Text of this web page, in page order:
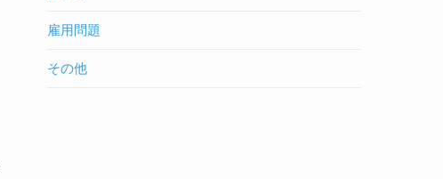
雇用問題
その他